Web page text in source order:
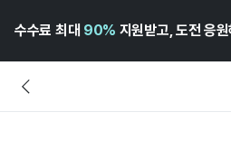
수수료 최대 90% 지원받고, 도전 응